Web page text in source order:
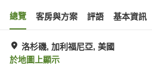
總覽 客房與方案 評語 基本資訊
洛杉磯, 加利福尼亞, 美國
於地圖上顯示